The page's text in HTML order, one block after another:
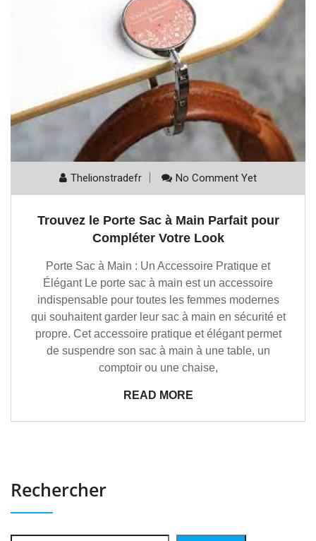
Thelionstradefr No Comment Yet
Trouvez le Porte Sac à Main Parfait pour
Compléter Votre Look
Porte Sac à Main : Un Accessoire Pratique et
Élégant Le porte sac à main est un accessoire
indispensable pour toutes les femmes modernes
qui souhaitent garder leur sac à main en sécurité et
propre. Cet accessoire pratique et élégant permet
de suspendre son sac à main à une table, un
comptoir ou une chaise,
READ MORE
Rechercher